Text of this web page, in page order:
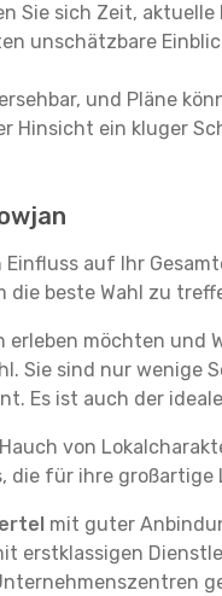
Sie sich Zeit,
unschätzbare
und Pläne
Hinsicht ein kluger
auf Ihr
die beste Wahl zu
erleben möchten
Sie sind nur
Es ist auch der
von
die für ihre
mit guter
erstklassigen